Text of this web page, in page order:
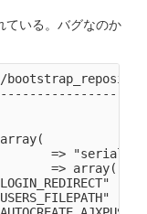
ている。バグなのか
=> "serial",
=> array(